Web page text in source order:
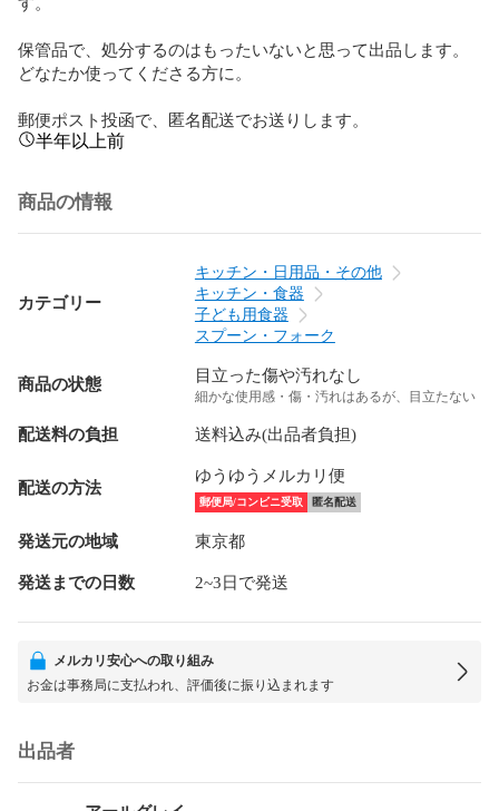
保管品で、処分するのはもったいないと思って出品します。
どなたか使ってくださる方に。
郵便ポスト投函で、匿名配送でお送りします。
半年以上前
商品の情報
カテゴリー
キッチン・日用品・その他
キッチン・食器
子ども用食器
スプーン・フォーク
商品の状態 目立った傷や汚れなし
細かな使用感・傷・汚れはあるが、目立たない
配送料の負担 送料込み(出品者負担)
配送の方法
ゆうゆうメルカリ便
郵便局/コンビニ受取 匿名配送
発送元の地域 東京都
発送までの日数 2~3日で発送
メルカリ安心への取り組み
お金は事務局に支払われ、評価後に振り込まれます
出品者